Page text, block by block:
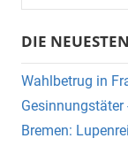
DIE
Wahlbetrug in
Bremen: